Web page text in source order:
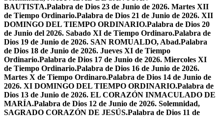
BAUTISTA.Palabra de Dios 23 de Junio de 2026. Martes XII
de Tiempo Ordinario.Palabra de Dios 21 de Junio de 2026. XII
DOMINGO DEL TIEMPO ORDINARIO.Palabra de Dios 20
de Junio del 2026. Sabado XI de Tiempo Ordinaro.Palabra de
Dios 19 de Junio de 2026. SAN ROMUALDO, Abad.Palabra
de Dios 18 de Junio de 2026. Jueves XI de Tiempo
Ordinario.Palabra de Dios 17 de Junio de 2026. Miercoles XI
de Tiempo Ordinario.Palabra de Dios 16 de Junio de 2026.
Martes X de Tiempo Ordinaro.Palabra de Dios 14 de Junio de
2026. XI DOMINGO DEL TIEMPO ORDINARIO.Palabra de
Dios 13 de Junio de 2026. EL CORAZÓN INMACULADO DE
MARÍA.Palabra de Dios 12 de Junio de 2026. Solemnidad,
SAGRADO CORAZÓN DE JESÚS.Palabra de Dios 11 de